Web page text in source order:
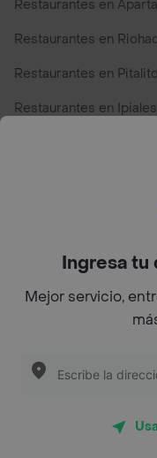
Restaurantes en
Restaurantes en
Restaurantes en Pitalito
Restaurantes en Ipiales
Top Marcas y
Encuéntranos en
App Store
Restaurantes cerca
Ingresa tu
Mejor servicio,